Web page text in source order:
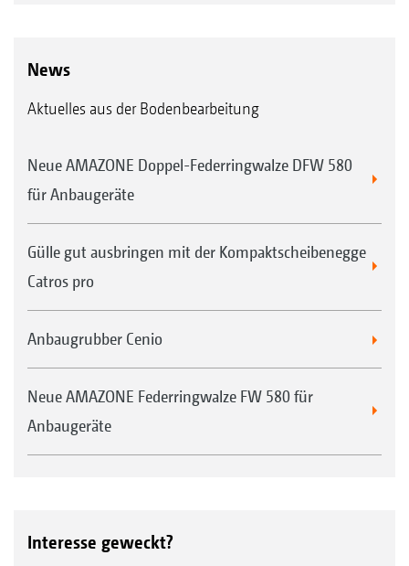
News
Aktuelles aus der Bodenbearbeitung
Neue AMAZONE Doppel-Federringwalze DFW 580
für Anbaugeräte
Gülle gut ausbringen mit der Kompaktscheibenegge
Catros pro
Anbaugrubber Cenio
Neue AMAZONE Federringwalze FW 580 für
Anbaugeräte
Interesse geweckt?